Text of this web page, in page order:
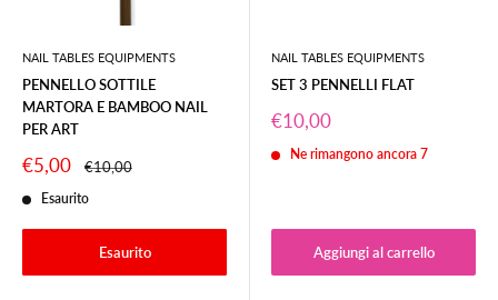
NAIL TABLES EQUIPMENTS
PENNELLO SOTTILE
MARTORA E BAMBOO NAIL
PER ART
Prezzo
scontato
€5,00 Prezzo
€10,00
Esaurito
Esaurito
NAIL TABLES EQUIPMENTS
SET 3 PENNELLI FLAT
Prezzo
scontato
€10,00
Ne rimangono ancora 7
Aggiungi al carrello